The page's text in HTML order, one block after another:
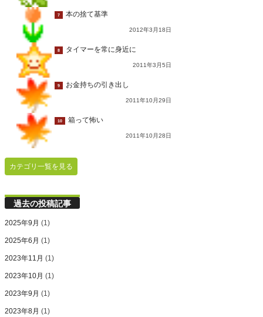
7 本の捨て基準
2012年3月18日
8 タイマーを常に身近に
2011年3月5日
9 お金持ちの引き出し
2011年10月29日
10 箱って怖い
2011年10月28日
カテゴリ一覧を見る
過去の投稿記事
2025年9月 (1)
2025年6月 (1)
2023年11月 (1)
2023年10月 (1)
2023年9月 (1)
2023年8月 (1)